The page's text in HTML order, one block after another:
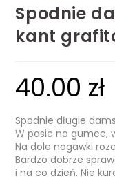
Spodnie
kant
40.00 zł
Spodnie długie
W pasie na gumce,
Na dole nogawki
Bardzo dobrze
i na co dzień. Nie